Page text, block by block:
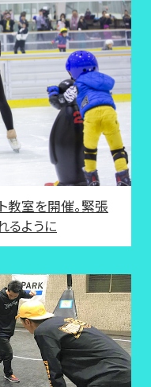
教室を開催。緊張
るように